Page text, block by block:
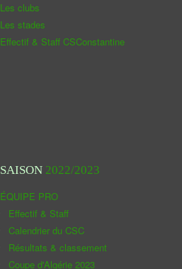
Les clubs
Les stades
Effectif & Staff CSConstantine
SAISON 2022/2023
ÉQUIPE PRO
Effectif & Staff
Calendrier du CSC
Résultats & classement
Coupe d'Algérie 2023